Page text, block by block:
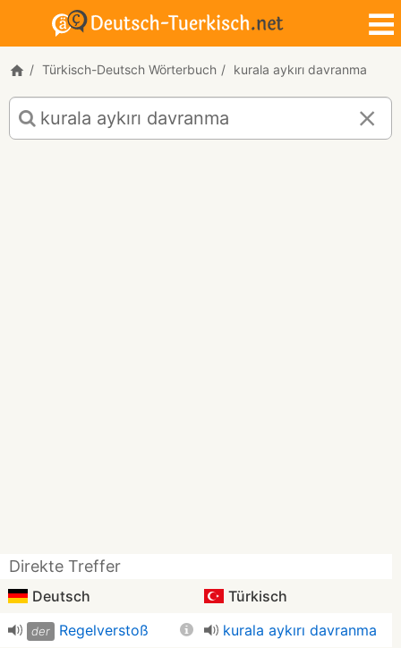
Türkisch-Deutsch Wörterbuch kurala aykırı davranma
Türkisch-
Deutsch
Übersetzung
Direkte Treffer
Deutsch Türkisch
der Regelverstoß kurala aykırı davranma